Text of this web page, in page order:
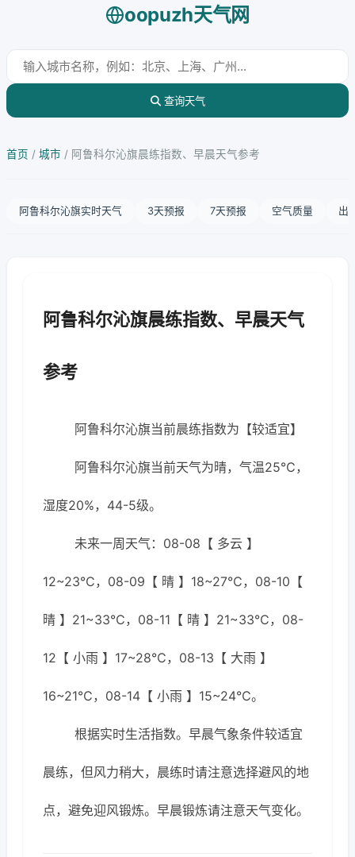
oopuzh天气网
查询天气
首页 / 城市 / 阿鲁科尔沁旗晨练指数、早晨天气参考
阿鲁科尔沁旗实时天气 3天预报 7天预报 空气质量 出
阿鲁科尔沁旗晨练指数、早晨天气
参考
阿鲁科尔沁旗当前晨练指数为【较适宜】
阿鲁科尔沁旗当前天气为晴，气温25℃，
湿度20%，44-5级。
未来一周天气：08-08【 多云 】
12~23℃，08-09【 晴 】18~27℃，08-10【
晴 】21~33℃，08-11【 晴 】21~33℃，08-
12【 小雨 】17~28℃，08-13【 大雨 】
16~21℃，08-14【 小雨 】15~24℃。
根据实时生活指数。早晨气象条件较适宜
晨练，但风力稍大，晨练时请注意选择避风的地
点，避免迎风锻炼。早晨锻炼请注意天气变化。